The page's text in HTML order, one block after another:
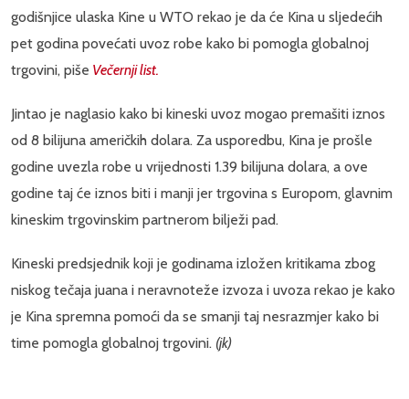
godišnjice ulaska Kine u WTO rekao je da će Kina u sljedećih
pet godina povećati uvoz robe kako bi pomogla globalnoj
trgovini, piše Večernji list.
Jintao je naglasio kako bi kineski uvoz mogao premašiti iznos
od 8 bilijuna američkih dolara. Za usporedbu, Kina je prošle
godine uvezla robe u vrijednosti 1.39 bilijuna dolara, a ove
godine taj će iznos biti i manji jer trgovina s Europom, glavnim
kineskim trgovinskim partnerom bilježi pad.
Kineski predsjednik koji je godinama izložen kritikama zbog
niskog tečaja juana i neravnoteže izvoza i uvoza rekao je kako
je Kina spremna pomoći da se smanji taj nesrazmjer kako bi
time pomogla globalnoj trgovini. (jk)